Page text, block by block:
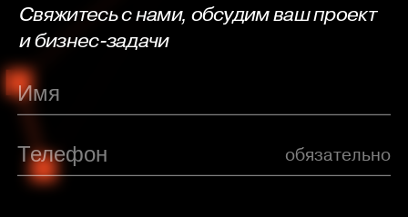
Свяжитесь с нами, обсудим ваш проект
и бизнес-задачи
обязательно